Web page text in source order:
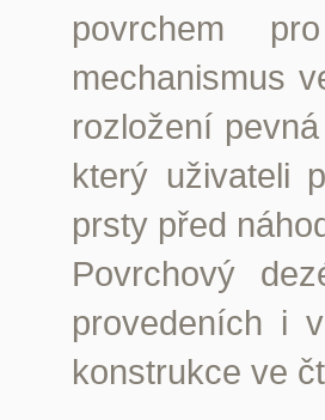
povrchem
mechanismus
rozložení
který uživateli
prsty před
Povrchový
provedeních i
konstrukce ve